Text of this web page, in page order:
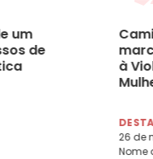
um
de
à
26 de
Nome